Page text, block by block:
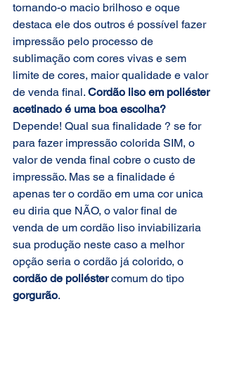
tornando-o macio brilhoso e oque
destaca ele dos outros é possível fazer
impressão pelo processo de
sublimação com cores vivas e sem
limite de cores, maior qualidade e valor
de venda final. Cordão liso em poliéster
acetinado é uma boa escolha?
Depende! Qual sua finalidade ? se for
para fazer impressão colorida SIM, o
valor de venda final cobre o custo de
impressão. Mas se a finalidade é
apenas ter o cordão em uma cor unica
eu diria que NÃO, o valor final de
venda de um cordão liso inviabilizaria
sua produção neste caso a melhor
opção seria o cordão já colorido, o
cordão de poliéster comum do tipo
gorgurão.